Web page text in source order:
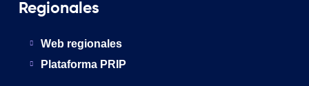
Regionales
Web regionales
Plataforma PRIP